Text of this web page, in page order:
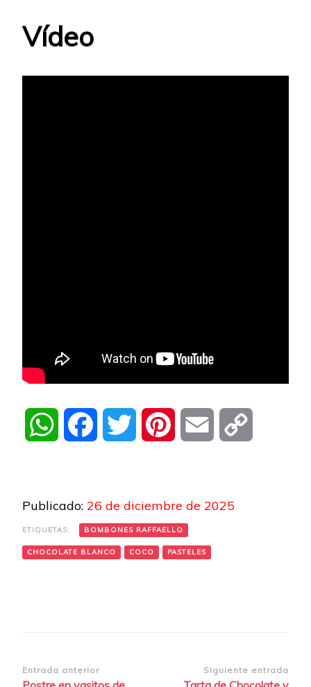
Vídeo
WhatsAppFacebook Twitter Pinterest Email
Publicado: 26 de diciembre de 2025
ETIQUETAS: BOMBONES RAFFAELLO
CHOCOLATE BLANCO COCO PASTELES
Navegación
Entrada anterior Siguiente entrada